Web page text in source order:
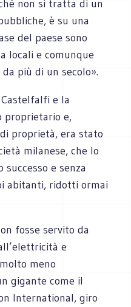
non si tratta di un
è su una
del paese sono
locali e comunque
più di un secolo».
e la
proprietario e,
proprietà, era stato
milanese, che lo
e senza
abitanti, ridotti ormai
fosse servito da
e
meno
gigante come il
International, giro